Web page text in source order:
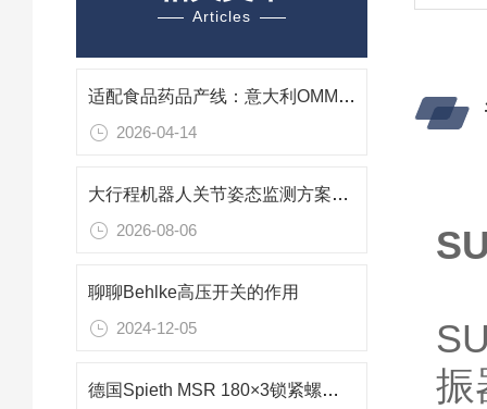
Articles
适配食品药品产线：意大利OMMER BVS 10 干式真空泵性能与应用
2026-04-14
大行程机器人关节姿态监测方案——德国Seika NA4-70电容式倾角仪技术分析
2026-08-06
聊聊Behlke高压开关的作用
2024-12-05
德国Spieth MSR 180×3锁紧螺母（适配130mm轴径）精密重载传动轴固定技术
振